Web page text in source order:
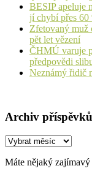
BESIP apeluje
jí chybí přes 60
Zfetovaný muž
pět let vězení
ČHMÚ varuje
předpovědi
Neznámý řidič
Archiv příspěvků
Archiv
Máte nějaký zajímavý